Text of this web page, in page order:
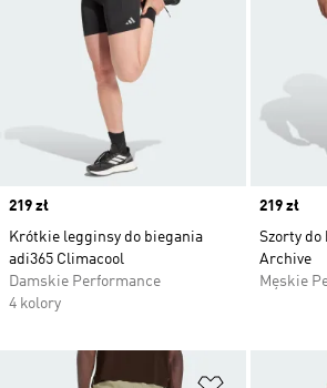
Price
219 zł
Krótkie legginsy do biegania
adi365 Climacool
Damskie Performance
4 kolory
Price
219 zł
Szorty do
Archive
Męskie
Dodaj do